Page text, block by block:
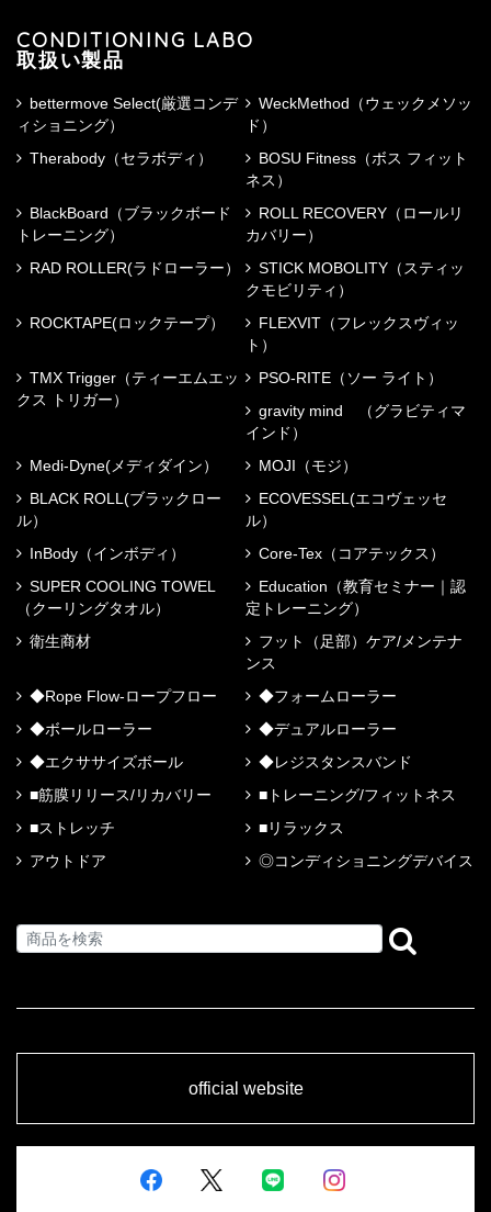
CONDITIONING LABO
取扱い製品
bettermove Select(厳選コンデ
ィショニング）
WeckMethod（ウェックメソッ
ド）
Therabody（セラボディ）
BOSU Fitness（ボス フィット
ネス）
BlackBoard（ブラックボード
トレーニング）
ROLL RECOVERY（ロールリ
カバリー）
RAD ROLLER(ラドローラー）
STICK MOBOLITY（スティッ
クモビリティ）
ROCKTAPE(ロックテープ）
FLEXVIT（フレックスヴィッ
ト）
TMX Trigger（ティーエムエッ
クス トリガー）
PSO-RITE（ソー ライト）
gravity mind （グラビティマ
インド）
Medi-Dyne(メディダイン）
MOJI（モジ）
BLACK ROLL(ブラックロー
ル）
ECOVESSEL(エコヴェッセ
ル）
InBody（インボディ）
Core-Tex（コアテックス）
SUPER COOLING TOWEL
（クーリングタオル）
Education（教育セミナー｜認
定トレーニング）
衛生商材
フット（足部）ケア/メンテナ
ンス
◆Rope Flow-ロープフロー
◆フォームローラー
◆ボールローラー
◆デュアルローラー
◆エクササイズボール
◆レジスタンスバンド
■筋膜リリース/リカバリー
■トレーニング/フィットネス
■ストレッチ
■リラックス
アウトドア
◎コンディショニングデバイス
official website